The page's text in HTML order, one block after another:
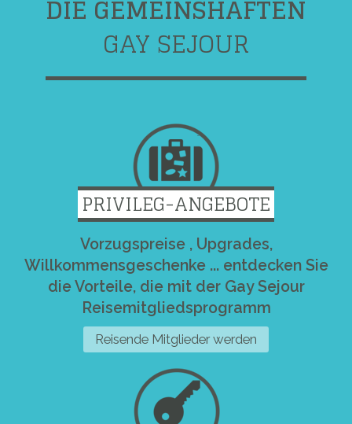
DIE GEMEINSHAFTEN
GAY SEJOUR
PRIVILEG-ANGEBOTE
Vorzugspreise , Upgrades,
Willkommensgeschenke ... entdecken Sie
die Vorteile, die mit der Gay Sejour
Reisemitgliedsprogramm
Reisende Mitglieder werden